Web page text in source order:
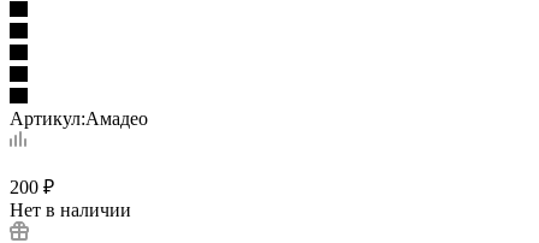
Артикул:Амадео
200 ₽
Нет в наличии